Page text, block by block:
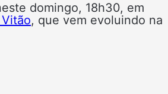
domingo, 18h30, em
, que vem evoluindo na